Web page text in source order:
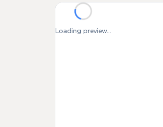
Loading preview...